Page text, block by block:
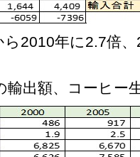
2010年に2.7倍
出額、コーヒー